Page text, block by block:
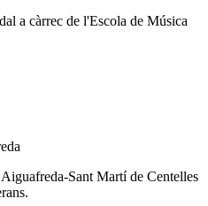
a càrrec de l'Escola de Música
Sant Martí de Centelles